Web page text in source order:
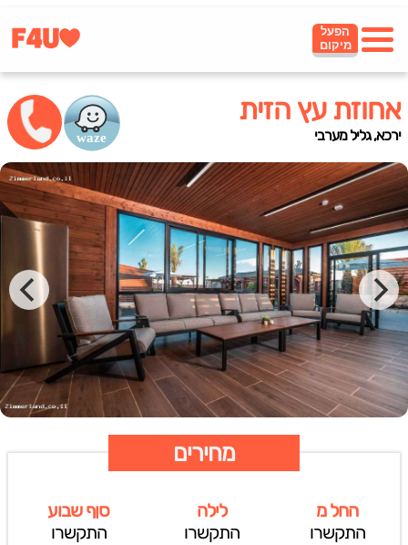
הפעל
מיקום
אחוזת עץ הזית
ירכא, גליל מערבי
מחירים
החל מ
התקשרו
לילה
התקשרו
סןף שבוע
התקשרו